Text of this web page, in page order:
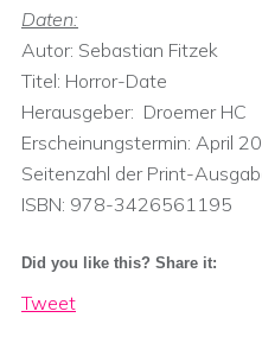
Daten:
Autor: Sebastian Fitzek
Titel: Horror-Date
Herausgeber: ‎ Droemer HC
Erscheinungstermin: April
Seitenzahl der Print-
ISBN:‎ 978-3426561195
Did you like this? Share it:
Tweet